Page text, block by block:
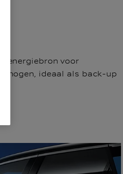
energiebron voor
ideaal als back-up